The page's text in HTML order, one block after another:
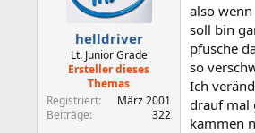
helldriver
Lt. Junior Grade
Ersteller dieses
Themas
Registriert
März 2001
Beiträge
322
also
soll bin
pfusche
so
Ich
drauf mal
kammen